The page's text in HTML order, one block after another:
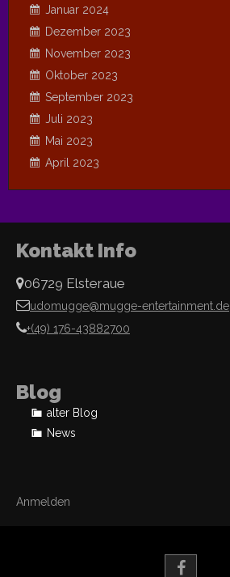
Januar 2024
Dezember 2023
November 2023
Oktober 2023
September 2023
Juli 2023
Mai 2023
April 2023
Kontakt Info
06729 Elsteraue
udomugge@mugge-entertainment.de
+(49) 176-43882700
Blog
alter Blog
News
Anmelden